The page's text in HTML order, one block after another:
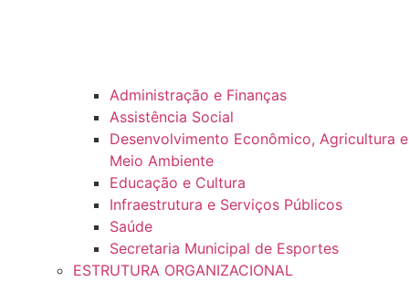
Administração e Finanças
Assistência Social
Desenvolvimento Econômico, Agricultura e
Meio Ambiente
Educação e Cultura
Infraestrutura e Serviços Públicos
Saúde
Secretaria Municipal de Esportes
ESTRUTURA ORGANIZACIONAL